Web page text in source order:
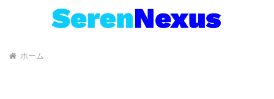
ホーム